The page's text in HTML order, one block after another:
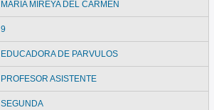
MARIA MIREYA DEL CARMEN
9
EDUCADORA DE PARVULOS
PROFESOR ASISTENTE
SEGUNDA